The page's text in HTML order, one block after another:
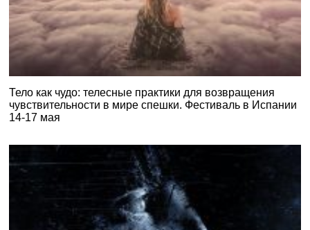
Тело как чудо: телесные практики для возвращения
чувствительности в мире спешки. Фестиваль в Испании
14-17 мая